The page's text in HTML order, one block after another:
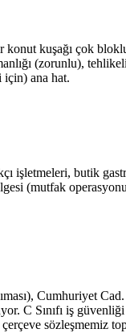
kuşağı çok
(zorunlu),
için) ana hat.
işletmeleri, butik
(mutfak
Cumhuriyet
C Sınıfı iş
sözleşmemiz